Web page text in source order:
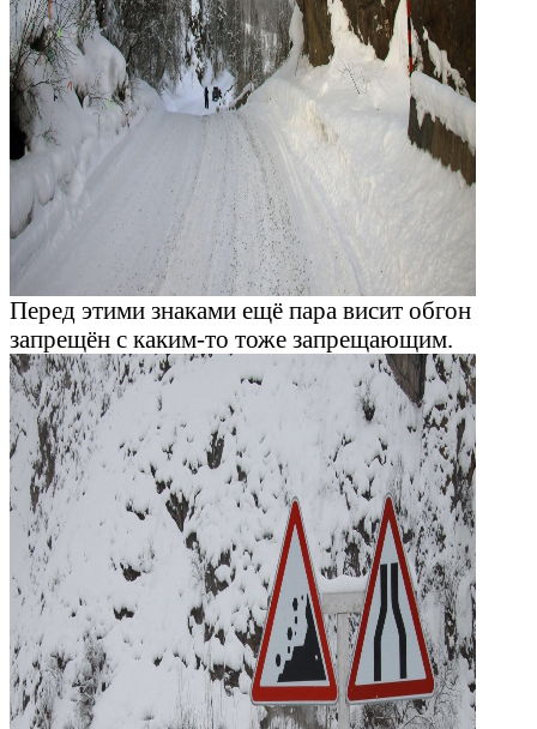
Перед этими знаками ещё пара висит обгон
запрещён с каким-то тоже запрещающим.